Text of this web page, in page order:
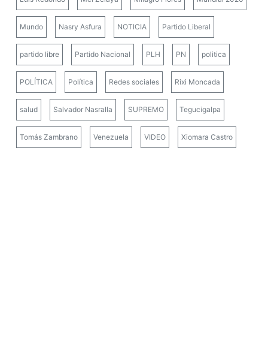
Mundo Nasry Asfura NOTICIA Partido Liberal
partido libre Partido Nacional PLH PN politica
POLÍTICA Política Redes sociales Rixi Moncada
salud Salvador Nasralla SUPREMO Tegucigalpa
Tomás Zambrano Venezuela VIDEO Xiomara Castro